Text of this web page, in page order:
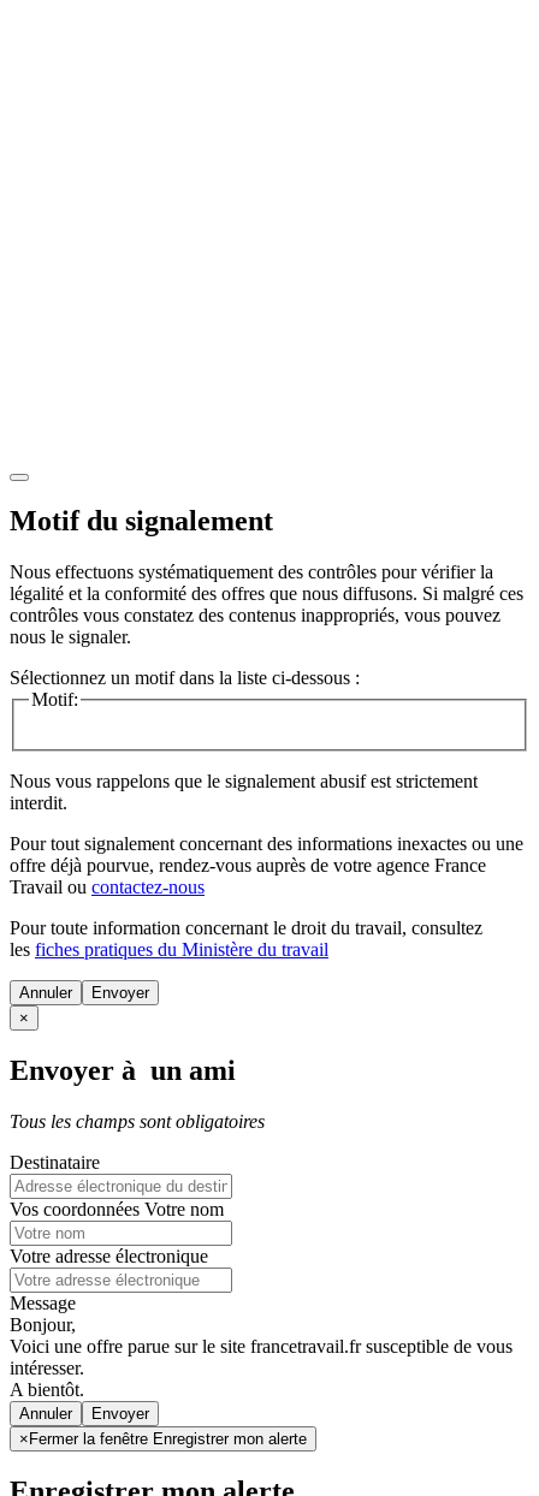
Motif du signalement
Nous effectuons systématiquement des contrôles pour vérifier la
légalité et la conformité des offres que nous diffusons. Si malgré ces
contrôles vous constatez des contenus inappropriés, vous pouvez
nous le signaler.
Sélectionnez un motif dans la liste ci-dessous :
Motif:
Nous vous rappelons que le signalement abusif est strictement
interdit.
Pour tout signalement concernant des informations inexactes ou une
offre déjà pourvue, rendez-vous auprès de votre agence France
Travail ou contactez-nous
Pour toute information concernant le droit du travail, consultez
les fiches pratiques du Ministère du travail
Annuler
×
Envoyer à un ami
Tous les champs sont obligatoires
Destinataire
Vos coordonnées Votre nom
Votre adresse électronique
Message
Bonjour,
Voici une offre parue sur le site francetravail.fr susceptible de vous
intéresser.
A bientôt.
Annuler
× Fermer la fenêtre Enregistrer mon alerte